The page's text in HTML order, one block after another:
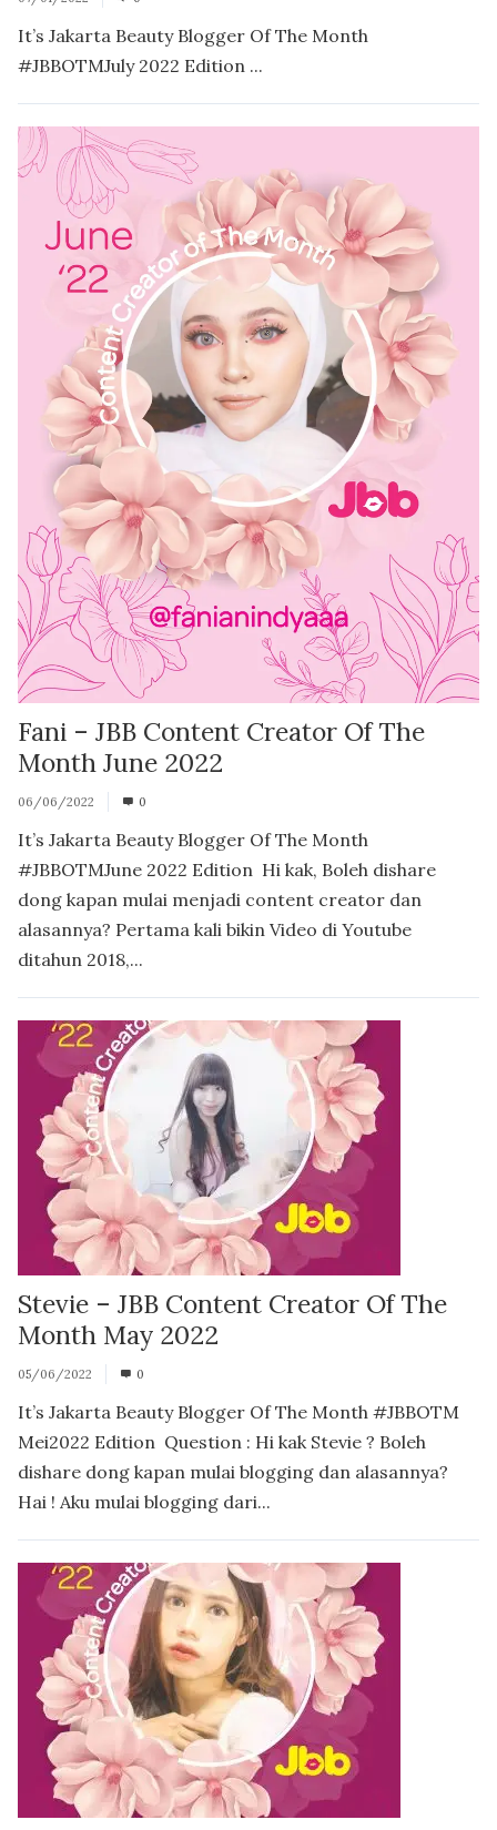
It’s Jakarta Beauty Blogger Of The Month
#JBBOTMJuly 2022 Edition ...
Fani – JBB Content Creator Of The
Month June 2022
06/06/2022 0
It’s Jakarta Beauty Blogger Of The Month
#JBBOTMJune 2022 Edition Hi kak, Boleh dishare
dong kapan mulai menjadi content creator dan
alasannya? Pertama kali bikin Video di Youtube
ditahun 2018,...
Stevie – JBB Content Creator Of The
Month May 2022
05/06/2022 0
It’s Jakarta Beauty Blogger Of The Month #JBBOTM
Mei2022 Edition Question : Hi kak Stevie ? Boleh
dishare dong kapan mulai blogging dan alasannya?
Hai ! Aku mulai blogging dari...